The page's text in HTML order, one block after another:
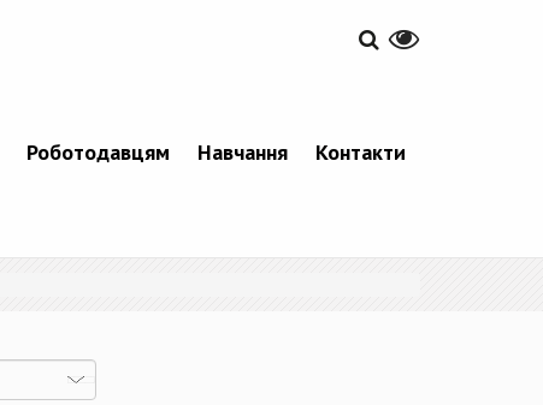
Роботодавцям Навчання Контакти